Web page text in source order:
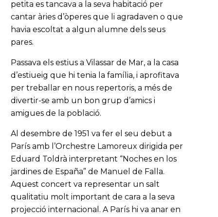
petita es tancava a la seva habitació per
cantar àries d’òperes que li agradaven o que
havia escoltat a algun alumne dels seus
pares.
Passava els estius a Vilassar de Mar, a la casa
d’estiueig que hi tenia la família, i aprofitava
per treballar en nous repertoris, a més de
divertir-se amb un bon grup d’amics i
amigues de la població.
Al desembre de 1951 va fer el seu debut a
París amb l’Orchestre Lamoreux dirigida per
Eduard Toldrà interpretant “Noches en los
jardines de España” de Manuel de Falla.
Aquest concert va representar un salt
qualitatiu molt important de cara a la seva
projecció internacional. A París hi va anar en